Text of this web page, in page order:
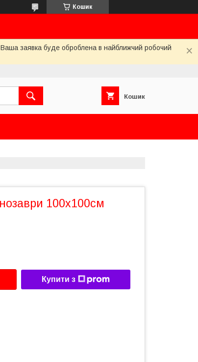
Кошик
Ваша заявка буде оброблена в найближчий робочий
Кошик
100х100см
Купити з